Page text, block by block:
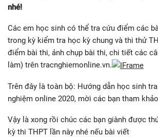
nhé!
Các em học sinh có thể tra cứu điểm các
trong kỳ kiểm tra học kỳ chung và thi thử
điểm bài thi, ảnh chụp bài thi, chi tiết các
làm) trên tracnghiemonline.vn.
Trên đây là toàn bộ: Hướng dẫn học sinh
nghiệm online 2020, mời các bạn tham
Vậy là xong rồi chúc các bạn giành được
kỳ thi THPT lần này nhé nếu bài viết